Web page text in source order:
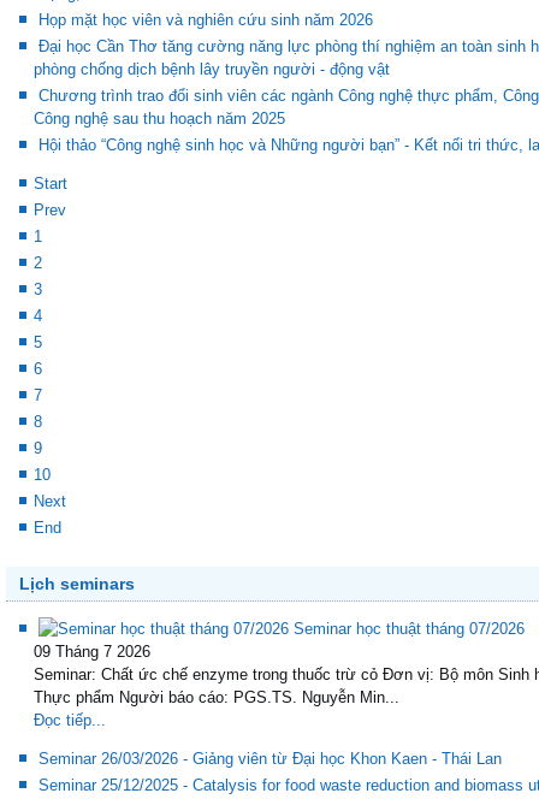
lượng, ATTP”
Họp mặt học viên và nghiên cứu sinh năm 2026
Đại học Cần Thơ tăng cường năng lực phòng thí nghiệm an toàn sinh
phòng chống dịch bệnh lây truyền người - động vật
Chương trình trao đổi sinh viên các ngành Công nghệ thực phẩm,
Công nghệ sau thu hoạch năm 2025
Start
Prev
1
2
3
4
5
6
7
8
9
10
Next
Lịch seminars
09 Tháng 7 2026
Seminar: Chất ức chế enzyme trong thuốc trừ cỏ Đơn vị: Bộ môn Sinh
Thực phẩm Người báo cáo: PGS.TS. Nguyễn Min...
Seminar 26/03/2026 - Giảng viên từ Đại học Khon Kaen - Thái Lan